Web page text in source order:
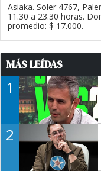
Asiaka. Soler 4767,
11.30 a 23.30 horas.
promedio: $ 17.000.
MÁS LEÍDAS
1
2